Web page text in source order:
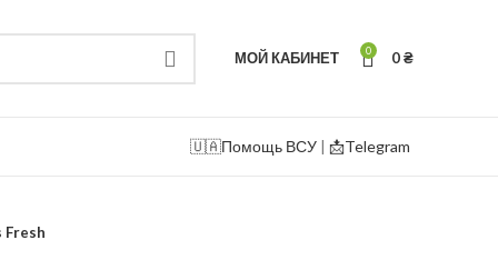
МОЙ КАБИНЕТ 0 0₴
🇺🇦Помощь ВСУ | 📩Telegram